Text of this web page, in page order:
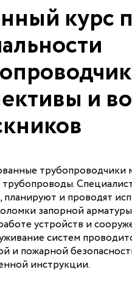
курс
и
планируют и проводят
запорной
устройств и
систем
и пожарной
инструкции.